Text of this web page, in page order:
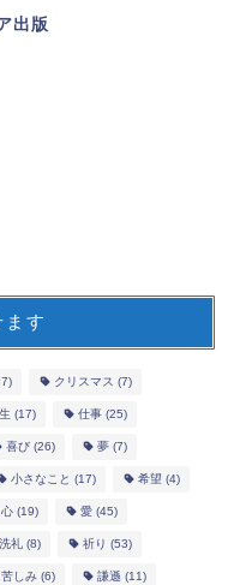
出版
す
クリスマス (7)
(17) 仕事 (25)
喜び (26) 夢 (7)
小さなこと (17) 希望 (4)
心 (19) 愛 (45)
洗礼 (8) 祈り (53)
苦しみ (6) 謙遜 (11)